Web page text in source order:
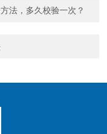
法，多久校验一次？